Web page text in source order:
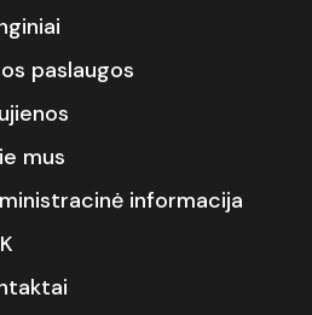
paslaugos
mus
informacija